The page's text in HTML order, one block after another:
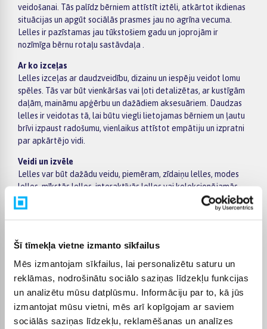
Šī tīmekļa vietne izmanto sīkfailus
Mēs izmantojam sīkfailus, lai personalizētu saturu un
reklāmas, nodrošinātu sociālo saziņas līdzekļu funkcijas
un analizētu mūsu datplūsmu. Informāciju par to, kā jūs
izmantojat mūsu vietni, mēs arī kopīgojam ar saviem
sociālās saziņas līdzekļu, reklamēšanas un analīzes
veidošanai. Tās palīdz bērniem attīstīt iztēli, atkārtot ikdienas
situācijas un apgūt sociālās prasmes jau no agrīna vecuma.
Lelles ir pazīstamas jau tūkstošiem gadu un joprojām ir
nozīmīga bērnu rotaļu sastāvdaļa .
Ar ko izceļas
Lelles izceļas ar daudzveidību, dizainu un iespēju veidot lomu
spēles. Tās var būt vienkāršas vai ļoti detalizētas, ar kustīgām
daļām, maināmu apģērbu un dažādiem aksesuāriem. Daudzas
lelles ir veidotas tā, lai būtu viegli lietojamas bērniem un ļautu
brīvi izpaust radošumu, vienlaikus attīstot empātiju un izpratni
par apkārtējo vidi.
Veidi un izvēle
Lelles var būt dažādu veidu, piemēram, zīdaiņu lelles, modes
lelles, mīkstās lelles, interaktīvās lelles vai kolekcionējamās
lelles. Pieejami arī dažādi aksesuāri, apģērbi un tematiski
komplekti, kas paplašina spēles iespējas. Izvēloties lelli, svarīgi
Lelles ir piemērotas dažāda vecuma bērniem, sākot no pašiem
mazākajiem līdz vecākiem bērniem, kuriem patīk radošas un
lomu spēles. Tās ir lieliski piemērotas gan individuālai rotaļai,
gan spēlēšanai kopā ar citiem, palīdzot attīstīt komunikāciju,
iztēli un sociālās prasmes.